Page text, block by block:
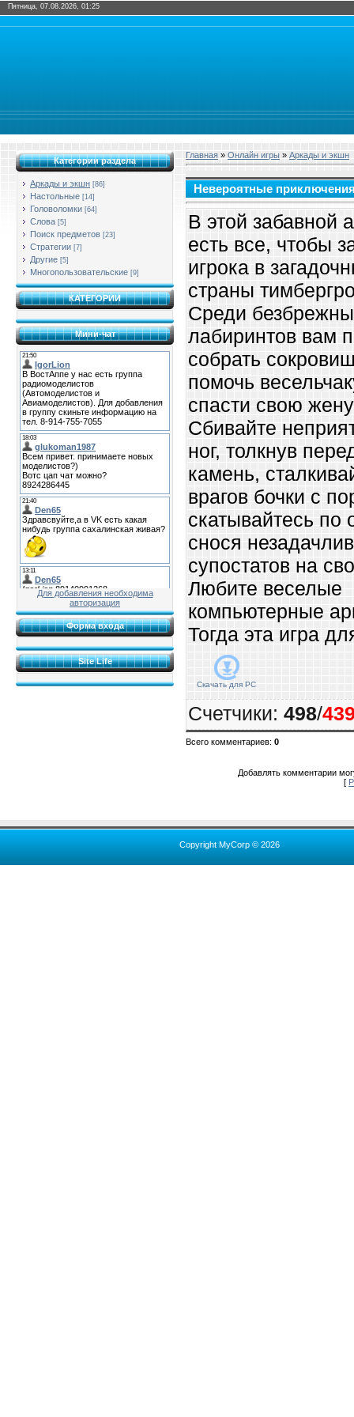
Пятница, 07.08.2026, 01:25
Категории раздела
Аркады и экшн [86]
Настольные [14]
Головоломки [64]
Слова [5]
Поиск предметов [23]
Стратегии [7]
Другие [5]
Многопользовательские [9]
КАТЕГОРИИ
Мини-чат
Для добавления необходима
авторизация
Форма входа
Site Life
Главная » Онлайн игры » Аркады и экшн
Невероятные
В этой забавной
есть все, чтобы
игрока в
страны
Среди
лабиринтов вам
собрать
помочь
спасти свою
Сбивайте
ног, толкнув
камень,
врагов бочки с
скатывайтесь по
снося
супостатов на
Любите веселые
компьютерные
Тогда эта игра
Скачать для PC
Счетчики: 498/
Всего комментариев: 0
Добавлять комментарии
[
Copyright MyCorp © 2026